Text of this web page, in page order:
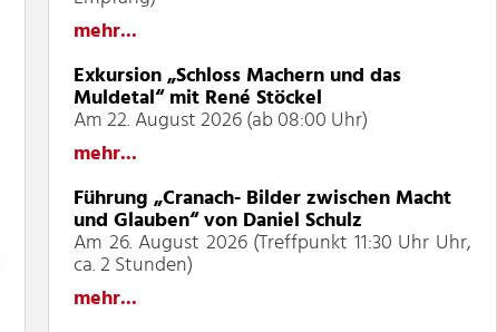
mehr...
Exkursion „Schloss Machern und das
Muldetal“ mit René Stöckel
Am 22. August 2026 (ab 08:00 Uhr)
mehr...
Führung „Cranach- Bilder zwischen Macht
und Glauben“ von Daniel Schulz
Am 26. August 2026 (Treffpunkt 11:30 Uhr Uhr,
ca. 2 Stunden)
mehr...